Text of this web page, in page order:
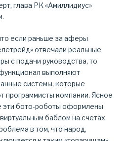
глава РК «Амиллидиус»
если раньше за аферы
отвечали реальные
с подачи руководства, то
выполняют
системы, которые
программисты компании. Ясное
эти бото-роботы оформлены
баблом на счетах.
в том, что народ,